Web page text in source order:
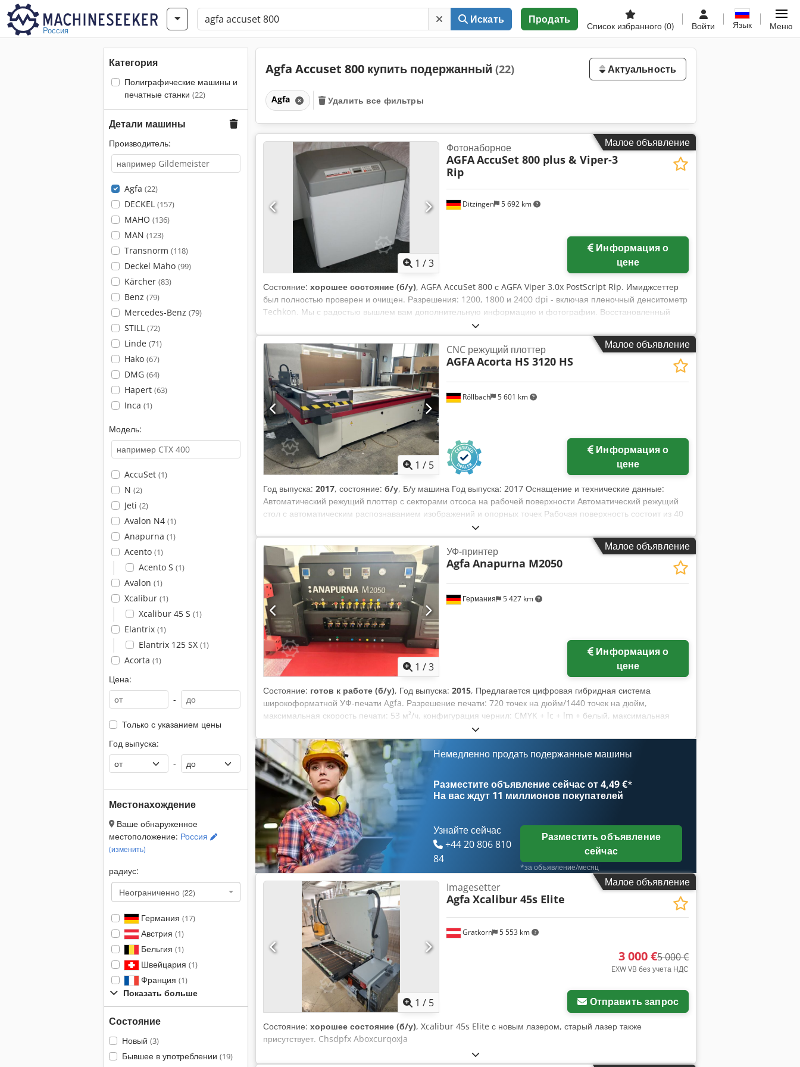
Россия
Искать Продать
Список избранного (0) Войти Язык Меню
Категория
Полиграфические машины и
печатные станки (22)
Детали машины
Производитель:
Agfa (22)
DECKEL (157)
MAHO (136)
MAN (123)
Transnorm (118)
Deckel Maho (99)
Kärcher (83)
Benz (79)
Mercedes-Benz (79)
STILL (72)
Linde (71)
Hako (67)
DMG (64)
Hapert (63)
Inca (1)
Модель:
AccuSet (1)
N (2)
Jeti (2)
Avalon N4 (1)
Anapurna (1)
Acento (1)
Acento S (1)
Avalon (1)
Xcalibur (1)
Xcalibur 45 S (1)
Elantrix (1)
Elantrix 125 SX (1)
Acorta (1)
Цена:
-
Только с указанием цены
Год выпуска:
-
Местонахождение
Ваше обнаруженное
местоположение: Россия
(изменить)
радиус:
Неограниченно (22)
Германия (17)
Австрия (1)
Бельгия (1)
Швейцария (1)
Франция (1)
Показать больше
Состояние
Новый (3)
Бывшее в употреблении (19)
Agfa Accuset 800 купить подержанный (22) Актуальность
Agfa Удалить все фильтры
Малое объявление
1 /3
Ditzingen 5 692 km
Фотонаборное
AGFAAccuSet 800 plus & Viper-3
Rip
цене
Состояние: хорошее состояние (б/у), AGFA AccuSet 800 с AGFA Viper 3.0x PostScript Rip. Имиджсеттер
был полностью проверен и очищен. Разрешения: 1200, 1800 и 2400 dpi - включая пленочный денситометр
Techkon. Мы с радостью вышлем вам дополнительную информацию и фотографии. Восстановленный
Малое объявление
1 / 5
Röllbach 5 601 km
CNC режущий плоттер
AGFAAcorta HS 3120 HS
цене
Год выпуска: 2017, состояние: б/у, Б/у машина Год выпуска: 2017 Оснащение и технические данные:
Автоматический режущий плоттер с секторами отсоса на рабочей поверхности Автоматический режущий
стол с автоматическим распознаванием изображений и опорных точек Рабочая поверхность состоит из 40
отдельных вакуумных секторов, которые автоматически активируются при необходимости
Многофункциональная режущая головка для резки, биговки и фрезеровки материалов толщиной до 50 мм
Возможность мульти-батч резки для одновременной резки различных подложек Автоматическая
предварительная настройка инструмента Видеопроекционная система для оптимизации расхода
материала Скорость резки до 102 м/мин, ускорение 1,4 G Автоматическое определение высоты подложек
Рабочая область: 3100 x 2000 мм Секторы отсоса в рабочей зоне: 40 Скорость резки до 102 м/мин
Программа инструментов: Chjdpfxjzlbqlj Abxja Инструмент для биговки, осциллирующий нож, верхний
фрезер Elitron CAD & CUT (программное обеспечение) Elipack Доступность: краткосрочно Склад: 63934
Рёлльбах
Малое объявление
1 /3
Германия 5 427 km
УФ-принтер
Agfa Anapurna M2050
цене
Состояние: готов к работе (б/у), Год выпуска: 2015, Предлагается цифровая гибридная система
широкоформатной УФ-печати Agfa. Разрешение печати: 720 точек на дюйм/1440 точек на дюйм,
максимальная скорость печати: 53 м²/ч, конфигурация чернил: CMYK + lc + lm + белый, максимальная
ширина материала: 2050 мм, максимальная ширина печати: 2000 мм, максимальная толщина материала:
45 мм, максимальный вес заготовки: 10 кг/м². Габариты оборудования (X/Y/Z): приблизительно 4350
мм/1470 мм/1600 мм, вес: приблизительно 1800 кг. В комплекте 4 практически новых стола для печати на
листовых материалах, а также рабочее место. В настоящее время конфигурация чернил перенастроена
для печати дорожных знаков. Возможен возврат к стандартной конфигурации CMYK. Осмотр оборудования
на месте возможен. Cedjznc Rljpfx Abxoha
Немедленно продать подержанные машины
Разместите объявление сейчас от 4,49 €*
На вас ждут 11 миллионов покупателей
Узнайте сейчас
+44 20 806 810
84
Разместить объявление
сейчас
*за объявление/месяц
Малое объявление
1 / 5
Gratkorn 5 553 km
Imagesetter
Agfa Xcalibur 45s Elite
3 000 €5 000 €
EXW VB без учета НДС
Отправить запрос
Состояние: хорошее состояние (б/у), Xcalibur 45s Elite с новым лазером, старый лазер также
присутствует. Chsdpfx Aboxcurqoxja